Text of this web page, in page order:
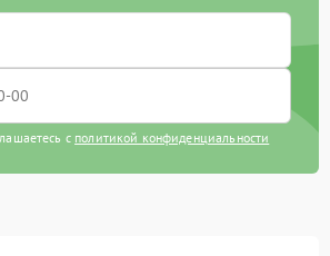
с политикой конфиденциальности